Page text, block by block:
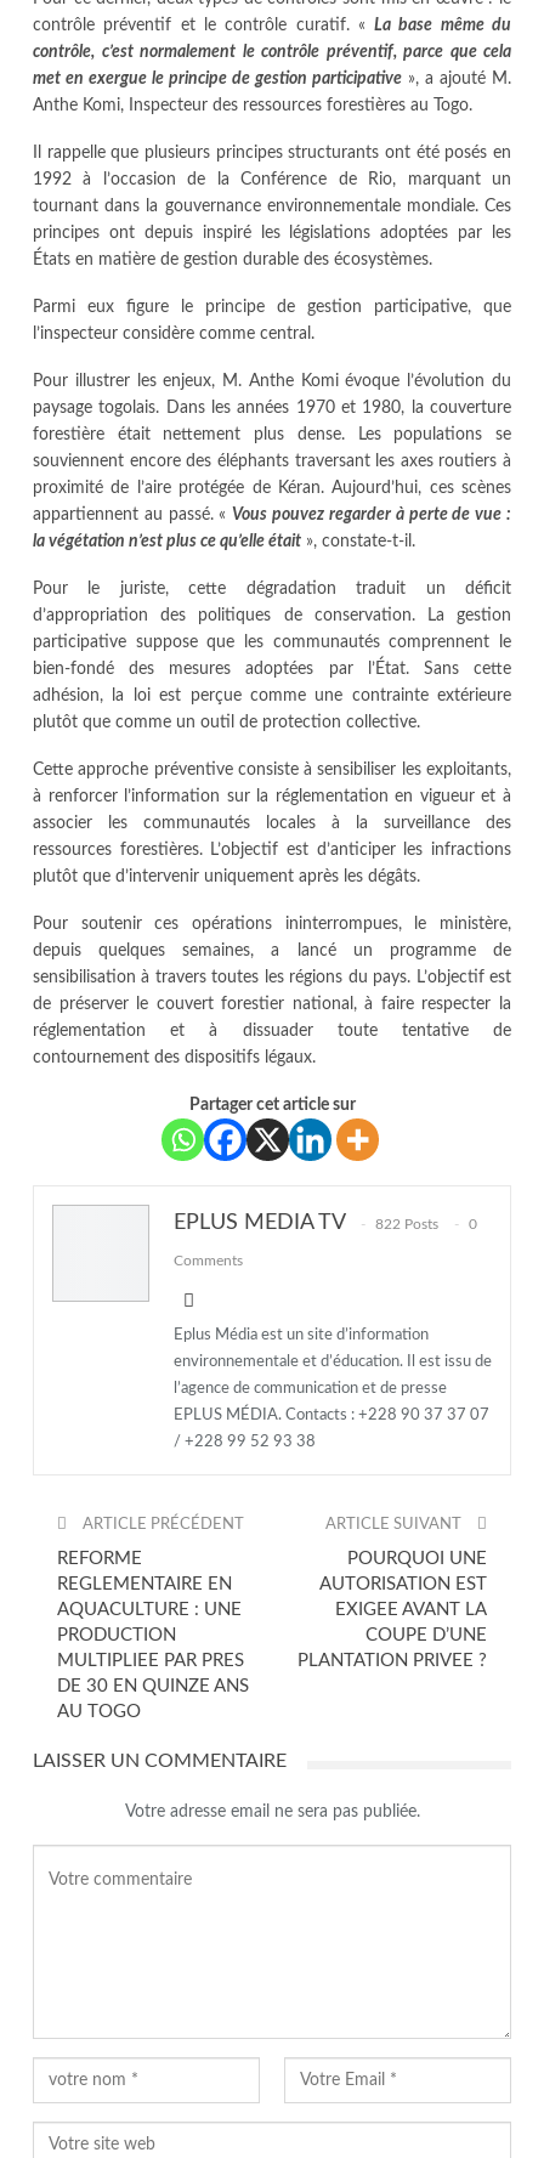
contrôle préventif et le contrôle curatif. «La base même du
contrôle, c’est normalement le contrôle préventif, parce que cela
met en exergue le principe de gestion participative », a ajouté M.
Anthe Komi, Inspecteur des ressources forestières au Togo.
Il rappelle que plusieurs principes structurants ont été posés en
1992 à l’occasion de la Conférence de Rio, marquant un
tournant dans la gouvernance environnementale mondiale. Ces
principes ont depuis inspiré les législations adoptées par les
États en matière de gestion durable des écosystèmes.
Parmi eux figure le principe de gestion participative, que
l’inspecteur considère comme central.
Pour illustrer les enjeux, M. Anthe Komi évoque l’évolution du
paysage togolais. Dans les années 1970 et 1980, la couverture
forestière était nettement plus dense. Les populations se
souviennent encore des éléphants traversant les axes routiers à
proximité de l’aire protégée de Kéran. Aujourd’hui, ces scènes
appartiennent au passé. « Vous pouvez regarder à perte de vue :
la végétation n’est plus ce qu’elle était », constate-t-il.
Pour le juriste, cette dégradation traduit un déficit
d’appropriation des politiques de conservation. La gestion
participative suppose que les communautés comprennent le
bien-fondé des mesures adoptées par l’État. Sans cette
adhésion, la loi est perçue comme une contrainte extérieure
plutôt que comme un outil de protection collective.
Cette approche préventive consiste à sensibiliser les exploitants,
à renforcer l’information sur la réglementation en vigueur et à
associer les communautés locales à la surveillance des
ressources forestières. L’objectif est d’anticiper les infractions
plutôt que d’intervenir uniquement après les dégâts.
Pour soutenir ces opérations ininterrompues, le ministère,
depuis quelques semaines, a lancé un programme de
sensibilisation à travers toutes les régions du pays. L’objectif est
de préserver le couvert forestier national, à faire respecter la
réglementation et à dissuader toute tentative de
contournement des dispositifs légaux.
Partager cet article sur
EPLUS MEDIA TV 822 Posts 0
Comments
Eplus Média est un site d’information
environnementale et d’éducation. Il est issu de
l’agence de communication et de presse
EPLUS MÉDIA. Contacts : +228 90 37 37 07
/ +228 99 52 93 38
ARTICLE PRÉCÉDENT
REFORME
REGLEMENTAIRE EN
AQUACULTURE : UNE
PRODUCTION
MULTIPLIEE PAR PRES
DE 30 EN QUINZE ANS
AU TOGO
ARTICLE SUIVANT
POURQUOI UNE
AUTORISATION EST
EXIGEE AVANT LA
COUPE D’UNE
PLANTATION PRIVEE ?
LAISSER UN COMMENTAIRE
Votre adresse email ne sera pas publiée.